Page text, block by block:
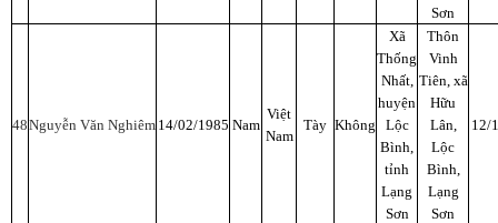
Sơn
48Nguyễn Văn Nghiêm 14/02/1985 Nam
Việt
Nam
Tày Không
Xã
Thống
Nhất,
huyện
Lộc
Bình,
tỉnh
Lạng
Sơn
Thôn
Vinh
Tiên, xã
Hữu
Lân,
Lộc
Bình,
Lạng
Sơn
12/